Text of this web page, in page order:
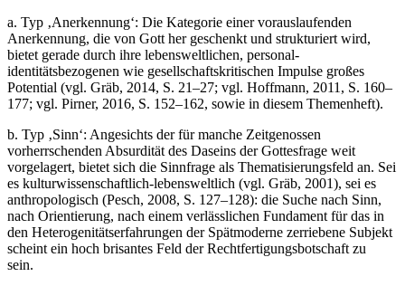
a. Typ ‚Anerkennung‘: Die Kategorie einer vorauslaufenden
Anerkennung, die von Gott her geschenkt und strukturiert wird,
bietet gerade durch ihre lebensweltlichen, personal-
identitätsbezogenen wie gesellschaftskritischen Impulse großes
Potential (vgl. Gräb, 2014, S. 21–27; vgl. Hoffmann, 2011, S. 160–
177; vgl. Pirner, 2016, S. 152–162, sowie in diesem Themenheft).
b. Typ ‚Sinn‘: Angesichts der für manche Zeitgenossen
vorherrschenden Absurdität des Daseins der Gottesfrage weit
vorgelagert, bietet sich die Sinnfrage als Thematisierungsfeld an. Sei
es kulturwissenschaftlich-lebensweltlich (vgl. Gräb, 2001), sei es
anthropologisch (Pesch, 2008, S. 127–128): die Suche nach Sinn,
nach Orientierung, nach einem verlässlichen Fundament für das in
den Heterogenitätserfahrungen der Spätmoderne zerriebene Subjekt
scheint ein hoch brisantes Feld der Rechtfertigungsbotschaft zu
sein.